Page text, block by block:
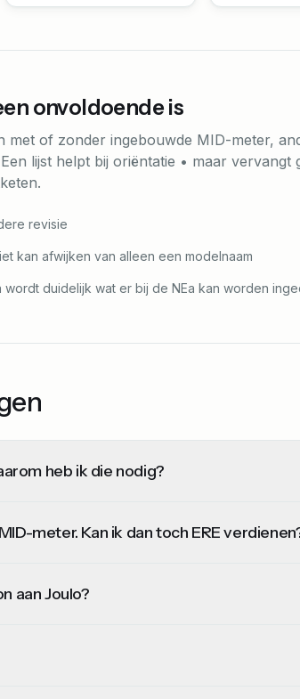
onvoldoende is
met of zonder ingebouwde MID-meter,
lijst helpt bij oriëntatie • maar vervangt
revisie
kan afwijken van alleen een modelnaam
wordt duidelijk wat er bij de NEa kan worden
heb ik die nodig?
meter. Kan ik dan toch ERE
aan Joulo?